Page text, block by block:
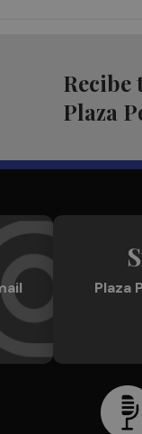
Recibe
Plaza
Plaza